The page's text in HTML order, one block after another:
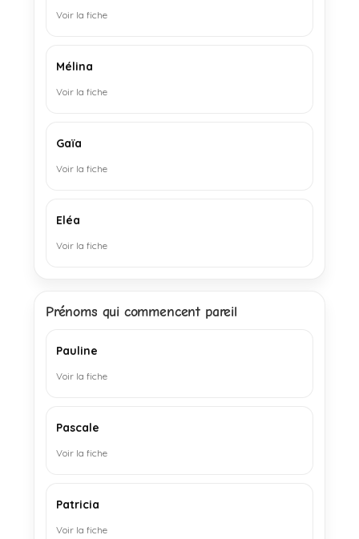
Voir la fiche
Mélina
Voir la fiche
Gaïa
Voir la fiche
Eléa
Voir la fiche
Prénoms qui commencent pareil
Pauline
Voir la fiche
Pascale
Voir la fiche
Patricia
Voir la fiche